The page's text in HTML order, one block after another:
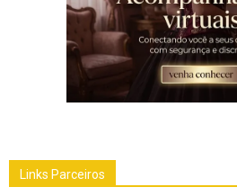
Links Parceiros